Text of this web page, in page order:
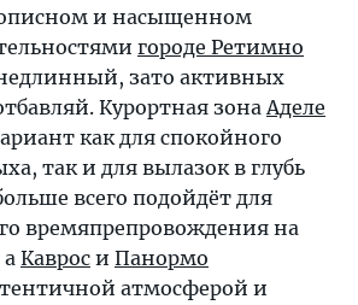
и насыщенном
городе Ретимно
зато активных
Курортная зонаАделе
как для спокойного
так и для вылазок в глубь
всего подойдёт для
времяпрепровождения на
Каврос и Панормо
атмосферой и